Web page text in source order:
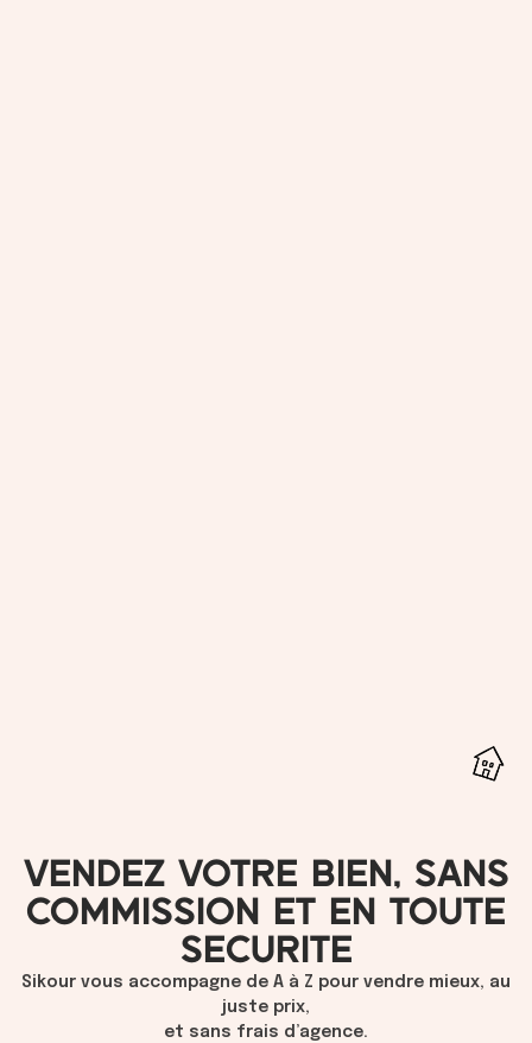
VENDEZ VOTRE BIEN, SANS
COMMISSION ET EN TOUTE
SECURITE
Sikour vous accompagne de A à Z pour vendre mieux, au
juste prix,
et sans frais d’agence.